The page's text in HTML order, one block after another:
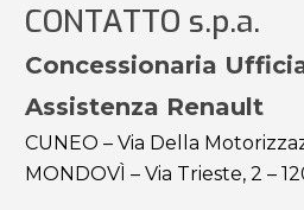
CONTATTO s.p.a.
Concessionaria
Assistenza Renault
CUNEO – Via Della
MONDOVÌ – Via Trieste, 2 –